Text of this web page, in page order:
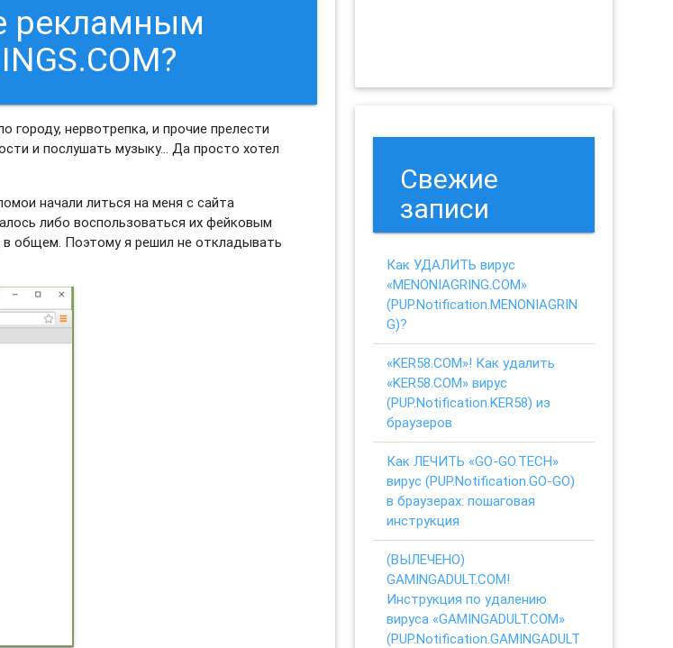
рекламным
городу, нервотрепка, и прочие прелести
и послушать музыку… Да просто хотел
начали литься на меня с сайта
либо воспользоваться их фейковым
в общем. Поэтому я решил не откладывать
Свежие
записи
Как УДАЛИТЬ вирус
«MENONIAGRING.COM»
(PUP.Notification.MENONIAGRIN
G)?
«KER58.COM»! Как удалить
«KER58.COM» вирус
(PUP.Notification.KER58) из
браузеров
Как ЛЕЧИТЬ «GO-GO.TECH»
вирус (PUP.Notification.GO-GO)
в браузерах: пошаговая
инструкция
(ВЫЛЕЧЕНО)
GAMINGADULT.COM!
Инструкция по удалению
вируса «GAMINGADULT.COM»
(PUP.Notification.GAMINGADULT